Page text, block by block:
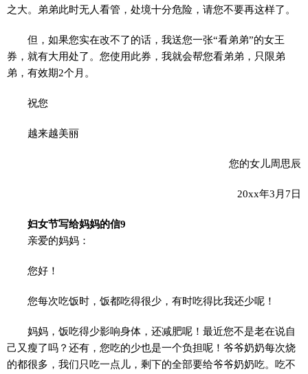
之大。弟弟此时无人看管，处境十分危险，请您不要再这样了。
但，如果您实在改不了的话，我送您一张“看弟弟”的女王
券，就有大用处了。您使用此券，我就会帮您看弟弟，只限弟
弟，有效期2个月。
祝您
越来越美丽
您的女儿周思辰
20xx年3月7日
妇女节写给妈妈的信9
亲爱的妈妈：
您好！
您每次吃饭时，饭都吃得很少，有时吃得比我还少呢！
妈妈，饭吃得少影响身体，还减肥呢！最近您不是老在说自
己又瘦了吗？还有，您吃的少也是一个负担呢！爷爷奶奶每次烧
的都很多，我们只吃一点儿，剩下的全部要给爷爷奶奶吃。吃不